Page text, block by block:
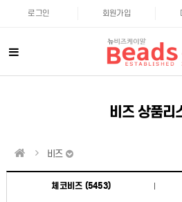
로그인 회원가입
비즈 상품리
비즈
체코비즈 (5453)